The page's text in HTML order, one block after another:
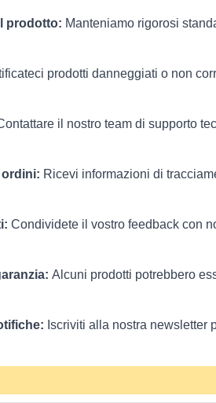
prodotto: Manteniamo rigorosi
prodotti danneggiati o non
il nostro team di supporto
ordini: Ricevi informazioni di
Condividete il vostro feedback con
Alcuni prodotti potrebbero
Iscriviti alla nostra newsletter